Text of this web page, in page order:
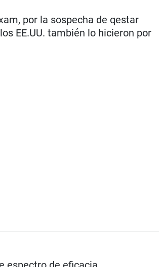
por la sospecha de qestar
EE.UU. también lo hicieron por